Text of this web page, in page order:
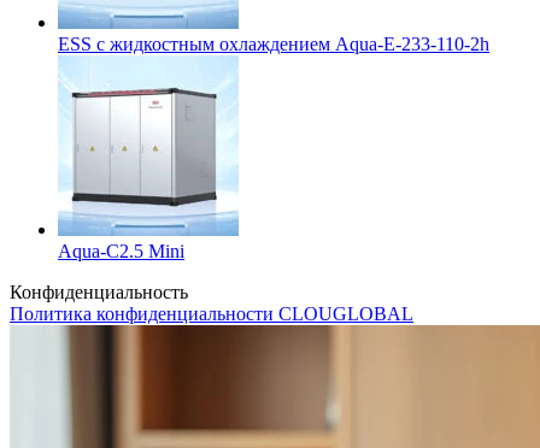
ESS с жидкостным охлаждением Aqua-E-233-110-2h
Aqua-C2.5 Mini
Конфиденциальность
Политика конфиденциальности CLOUGLOBAL